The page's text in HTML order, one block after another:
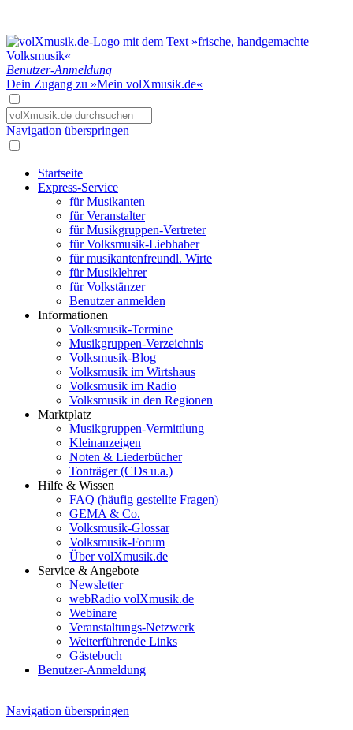
Benutzer-Anmeldung
Dein Zugang zu »Mein volXmusik.de«
Navigation überspringen
Startseite
Express-Service
für Musikanten
für Veranstalter
für Musikgruppen-Vertreter
für Volksmusik-Liebhaber
für musikantenfreundl. Wirte
für Musiklehrer
für Volkstänzer
Benutzer anmelden
Informationen
Volksmusik-Termine
Musikgruppen-Verzeichnis
Volksmusik-Blog
Volksmusik im Wirtshaus
Volksmusik im Radio
Volksmusik in den Regionen
Marktplatz
Musikgruppen-Vermittlung
Kleinanzeigen
Noten & Liederbücher
Tonträger (CDs u.a.)
Hilfe & Wissen
FAQ (häufig gestellte Fragen)
GEMA & Co.
Volksmusik-Glossar
Volksmusik-Forum
Über volXmusik.de
Service & Angebote
Newsletter
webRadio volXmusik.de
Webinare
Veranstaltungs-Netzwerk
Weiterführende Links
Gästebuch
Benutzer-Anmeldung
Navigation überspringen